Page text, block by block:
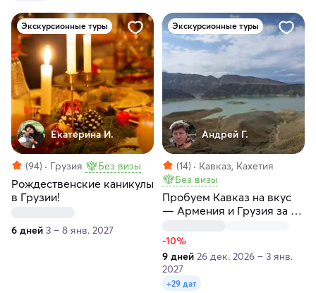
Экскурсионные туры
Екатерина И.
(94) Грузия Без визы
Рождественские каникулы
в Грузии!
6 дней 3 – 8 янв. 2027
Экскурсионные туры
Андрей Г.
(14)
Кавказ, Кахетия
Без визы
Пробуем Кавказ на вкус
— Армения и Грузия за 9
-10%
9 дней 26 дек. 2026 – 3 янв.
2027
+29 дат